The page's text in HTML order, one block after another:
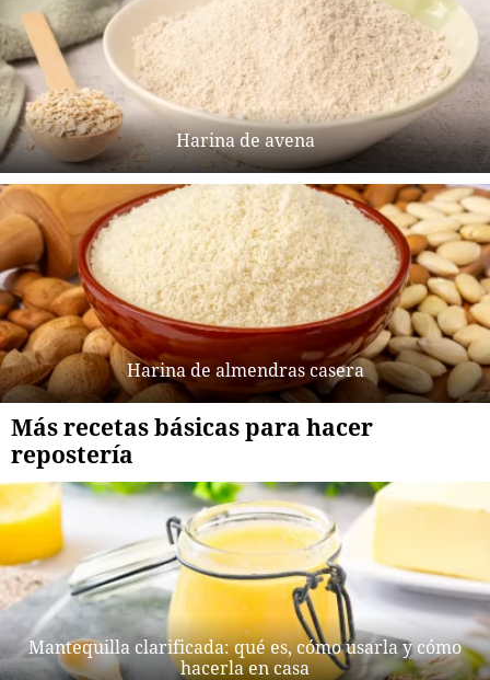
Harina de avena
Harina de almendras casera
Más recetas básicas para hacer
repostería
Mantequilla clarificada: qué es, cómo usarla y cómo
hacerla en casa